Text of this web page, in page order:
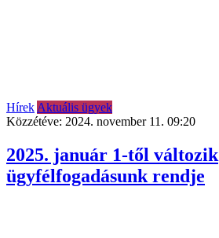
Hírek Aktuális ügyek
Közzétéve: 2024. november 11. 09:20
2025. január 1-től változik
ügyfélfogadásunk rendje